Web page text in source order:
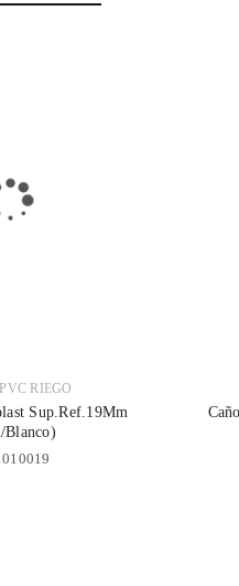
RIEGO
Sup.Ref.19Mm
Blanco)